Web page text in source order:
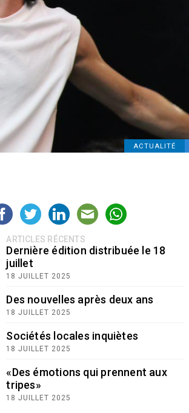
ACTUALITÉ
ARTICLES RÉCENTS
Dernière édition distribuée le 18
juillet
18 JUILLET 2025
Des nouvelles après deux ans
18 JUILLET 2025
Sociétés locales inquiètes
18 JUILLET 2025
«Des émotions qui prennent aux
tripes»
18 JUILLET 2025